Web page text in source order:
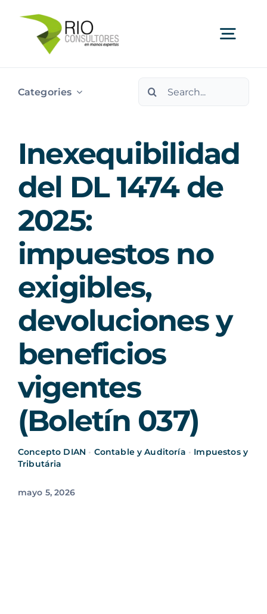
content
Categories
Search
Inexequibilidad
del DL 1474 de
2025:
impuestos no
exigibles,
devoluciones y
beneficios
vigentes
(Boletín 037)
Concepto DIAN • Contable y Auditoría • Impuestos y
Tributária
mayo 5, 2026